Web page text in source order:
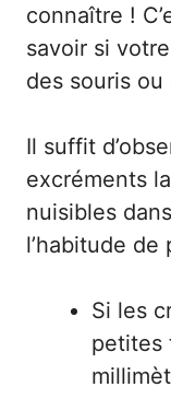
connaître !
savoir si
des souris ou
Il suffit
excréments
nuisibles
l’habitude de
Si les
petites